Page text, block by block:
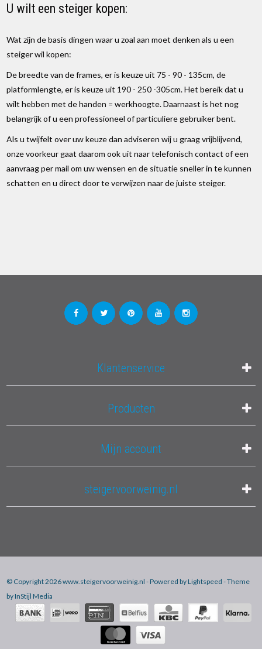
U wilt een steiger kopen:
Wat zijn de basis dingen waar u zoal aan moet denken als u een
steiger wil kopen:
De breedte van de frames, er is keuze uit 75 - 90 - 135cm, de
platformlengte, er is keuze uit 190 - 250 -305cm. Het bereik dat u
wilt hebben met de handen = werkhoogte. Daarnaast is het nog
belangrijk of u een professioneel of particuliere gebruiker bent.
Als u twijfelt over uw keuze dan adviseren wij u graag vrijblijvend,
onze voorkeur gaat daarom ook uit naar telefonisch contact of een
aanvraag per mail om uw wensen en de situatie sneller in te kunnen
schatten en u direct door te verwijzen naar de juiste steiger.
Klantenservice
Producten
Mijn account
steigervoorweinig.nl
© Copyright 2026 www.steigervoorweinig.nl - Powered byLightspeed - Theme
byInStijl Media